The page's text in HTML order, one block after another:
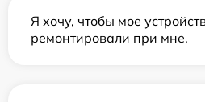
Я хочу, чтобы мое
ремонтировали при мне.